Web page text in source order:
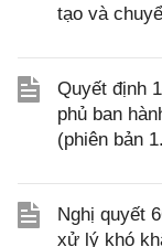
tạo và
Quyết định
phủ ban
(phiên bản
Nghị quyết
xử lý khó